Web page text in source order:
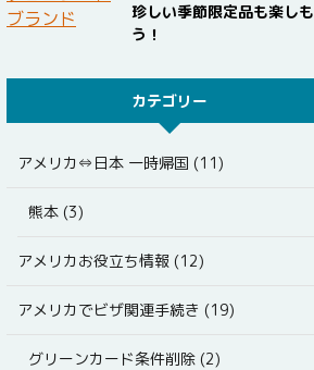
珍しい季節限定品も楽しも
う！
カテゴリー
アメリカ⇔日本 一時帰国 (11)
熊本 (3)
アメリカお役立ち情報 (12)
アメリカでビザ関連手続き (19)
グリーンカード条件削除 (2)